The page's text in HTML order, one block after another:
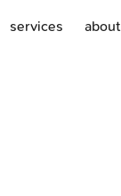
services about